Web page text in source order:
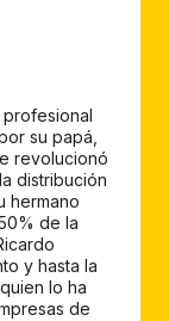
profesional
su papá,
revolucionó
distribución
hermano
de la
y hasta la
lo ha
de